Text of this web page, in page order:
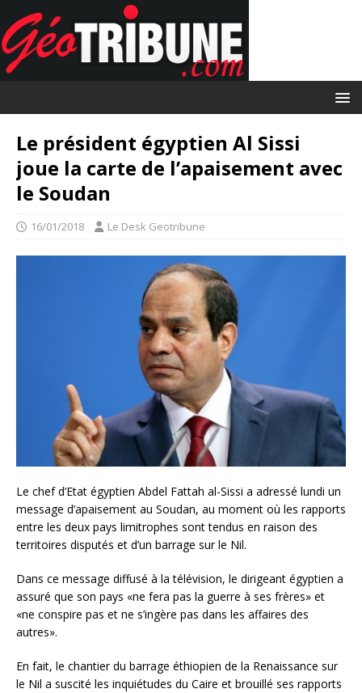
Le président égyptien Al Sissi
joue la carte de l’apaisement avec
le Soudan
16/01/2018 Le Desk Geotribune
Le chef d’Etat égyptien Abdel Fattah al-Sissi a adressé lundi un
message d’apaisement au Soudan, au moment où les rapports
entre les deux pays limitrophes sont tendus en raison des
territoires disputés et d’un barrage sur le Nil.
Dans ce message diffusé à la télévision, le dirigeant égyptien a
assuré que son pays «ne fera pas la guerre à ses frères» et
«ne conspire pas et ne s’ingère pas dans les affaires des
autres».
En fait, le chantier du barrage éthiopien de la Renaissance sur
le Nil a suscité les inquiétudes du Caire et brouillé ses rapports